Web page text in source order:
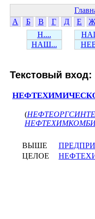
А
Б В Г Д Е Ж
Н....
НАШ...
Текстовый вход:
(
ВЫШЕ
ЦЕЛОЕ